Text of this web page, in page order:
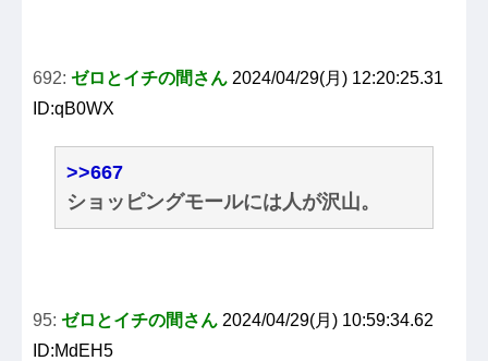
692: ゼロとイチの間さん 2024/04/29(月) 12:20:25.31
ID:qB0WX
>>667
ショッピングモールには人が沢山。
95: ゼロとイチの間さん 2024/04/29(月) 10:59:34.62
ID:MdEH5